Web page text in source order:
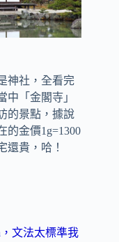
神社，全看完
「金閣寺」
的景點，據說
的金價1g=1300
還貴，哈！
，文法太標準我